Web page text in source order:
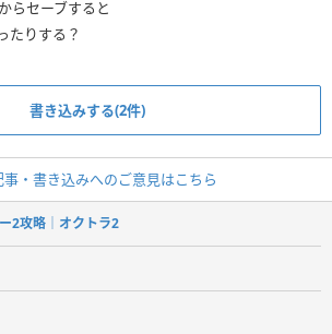
らセーブすると
たりする？
書き込みする(2件)
事・書き込みへのご意見はこちら
2攻略｜オクトラ2